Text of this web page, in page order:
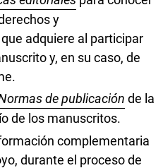
y
adquiere al participar
y, en su caso, de
de publicación de la
de los manuscritos.
complementaria
durante el proceso de